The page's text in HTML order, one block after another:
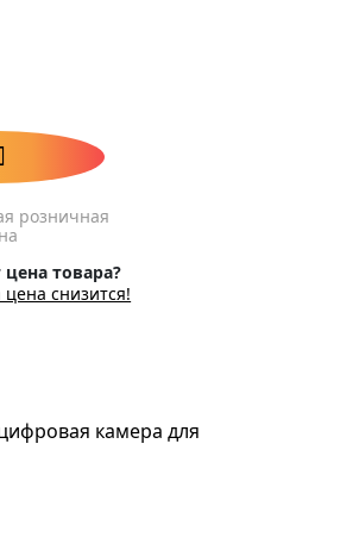
розничная
товара?
снизится!
камера для